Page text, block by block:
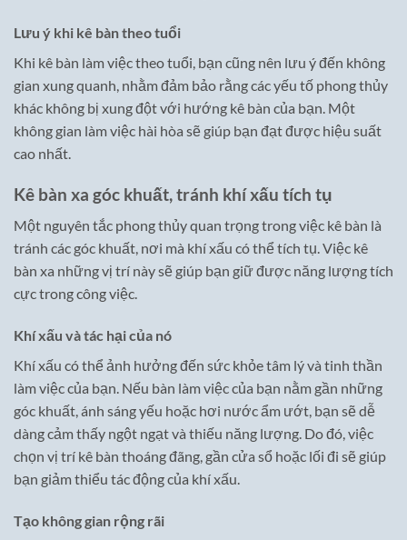
Lưu ý khi kê bàn theo tuổi
Khi kê bàn làm việc theo tuổi, bạn cũng nên lưu ý đến không
gian xung quanh, nhằm đảm bảo rằng các yếu tố phong thủy
khác không bị xung đột với hướng kê bàn của bạn. Một
không gian làm việc hài hòa sẽ giúp bạn đạt được hiệu suất
cao nhất.
Kê bàn xa góc khuất, tránh khí xấu tích tụ
Một nguyên tắc phong thủy quan trọng trong việc kê bàn là
tránh các góc khuất, nơi mà khí xấu có thể tích tụ. Việc kê
bàn xa những vị trí này sẽ giúp bạn giữ được năng lượng tích
cực trong công việc.
Khí xấu và tác hại của nó
Khí xấu có thể ảnh hưởng đến sức khỏe tâm lý và tinh thần
làm việc của bạn. Nếu bàn làm việc của bạn nằm gần những
góc khuất, ánh sáng yếu hoặc hơi nước ẩm ướt, bạn sẽ dễ
dàng cảm thấy ngột ngạt và thiếu năng lượng. Do đó, việc
chọn vị trí kê bàn thoáng đãng, gần cửa sổ hoặc lối đi sẽ giúp
bạn giảm thiểu tác động của khí xấu.
Tạo không gian rộng rãi